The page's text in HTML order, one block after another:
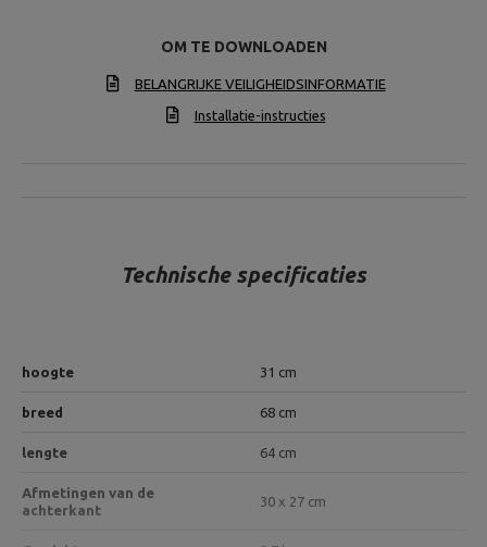
OM TE DOWNLOADEN
BELANGRIJKE VEILIGHEIDSINFORMATIE
Installatie-instructies
Technische specificaties
hoogte 31 cm
breed 68 cm
lengte 64 cm
Afmetingen van de
achterkant
30 x 27 cm